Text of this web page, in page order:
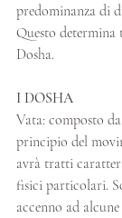
predominanza di
Questo determina
Dosha.
I DOSHA
Vata: composto
principio del
avrà tratti
fisici particolari.
accenno ad